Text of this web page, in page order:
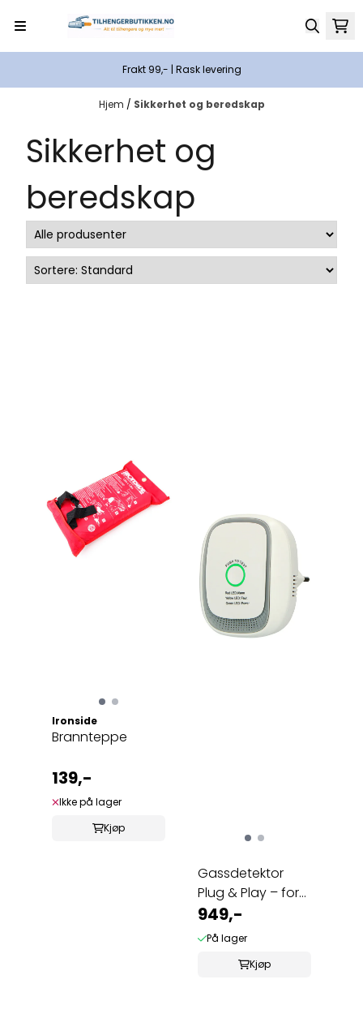
Hopp til innhold
Frakt 99,- | Rask levering
Hjem / Sikkerhet og beredskap
Sikkerhet og
beredskap
Ironside
Brannteppe
139,-
Ikke på lager
Kjøp
Gassdetektor
Plug & Play – for
naturgass ...
949,-
På lager
Kjøp